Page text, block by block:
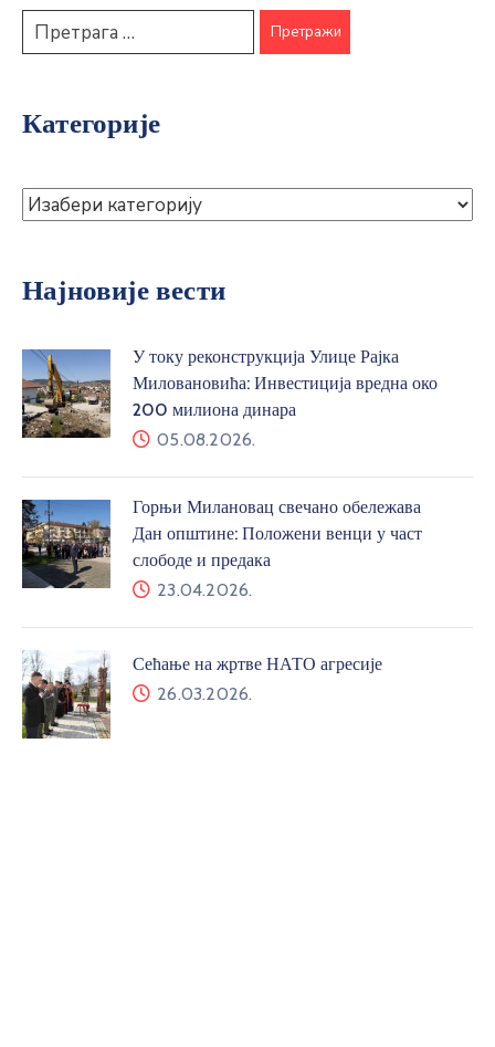
Категорије
Најновије вести
У току реконструкција Улице Рајка
Миловановића: Инвестиција вредна око
200 милиона динара
05.08.2026.
Горњи Милановац свечано обележава
Дан општине: Положени венци у част
слободе и предака
23.04.2026.
Сећање на жртве НАТО агресије
26.03.2026.